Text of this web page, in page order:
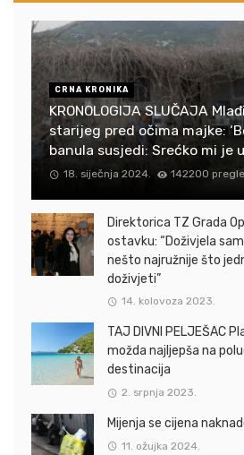
CRNA KRONIKA
KRONOLOGIJA SLUČAJA
starijeg pred očima majke:
banula susjedi: Srećko mi je u
18. siječnja 2024. 142200
Direktorica TZ Grada
ostavku: “Doživjela
nešto najružnije što
doživjeti”
14. kolovoza 2023.
TAJ DIVNI PELJEŠAC
možda najljepša na
destinacija
2. srpnja 2023.
Mijenja se cijena
11. ožujka 2024.